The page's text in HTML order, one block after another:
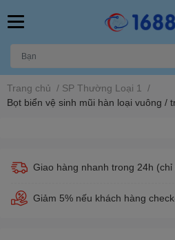
Trang chủ / SP Thường Loại 1
/
Bọt biển vệ sinh mũi hàn loại vuông /
Giao hàng nhanh trong 24h
Giảm 5% nếu khách hàng